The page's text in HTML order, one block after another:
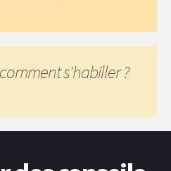
s'habiller ?